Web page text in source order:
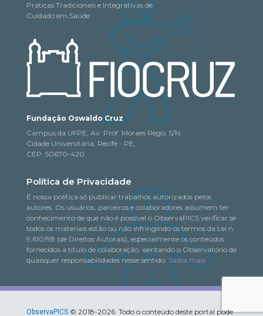
Práticas Tradicionais e Integrativas de
Cuidado em Saúde
Fundação Oswaldo Cruz
Campus da UFPE, Av. Prof. Moraes Rego, S/N
Cidade Universitária, Recife - PE,
CEP: 50670-420
Política de Privacidade
É nossa política só publicar trabalhos autorizados pelos
autores. Os usuários, parceiros e colaboradores assumem ter
conhecimento de que não é possível o ObservaPICS verificar se
todos os materiais estão ou não infringindo os termos da Lei n.
9.610/98 (de Direitos Autorais), especialmente os conteúdos
fornecidos a título de colaboração, isentando o Observatório de
quaisquer responsabilidades nesse sentido. Saiba mais
ObservaPICS© 2018-2026. Todo o conteúdo deste portal pode